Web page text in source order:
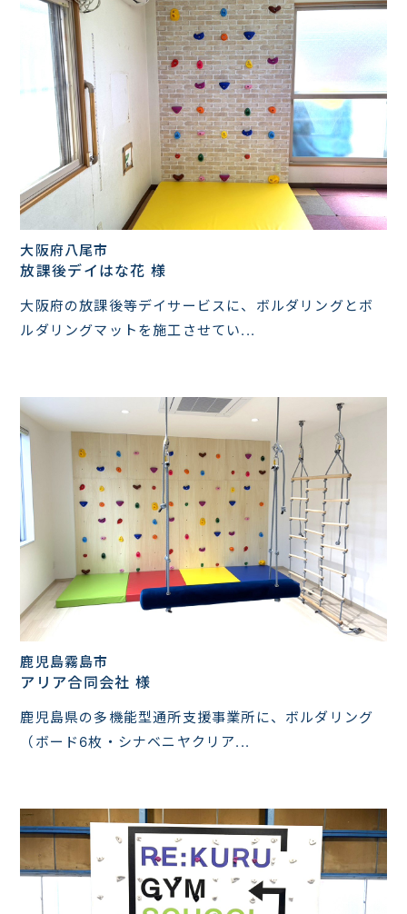
大阪府八尾市
放課後デイはな花 様
大阪府の放課後等デイサービスに、ボルダリングとボ
ルダリングマットを施工させてい...
鹿児島霧島市
アリア合同会社 様
鹿児島県の多機能型通所支援事業所に、ボルダリング
（ボード6枚・シナベニヤクリア...